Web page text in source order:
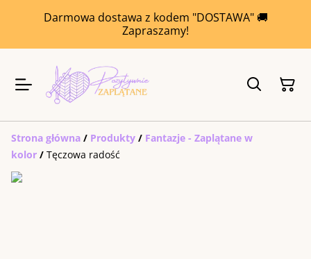
Darmowa dostawa z kodem "DOSTAWA" 🚚
Zapraszamy!
Strona główna / Produkty / Fantazje - Zaplątane w
kolor / Tęczowa radość